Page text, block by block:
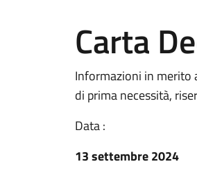
Carta
Informazioni in merito
di prima necessità,
Data :
13 settembre 2024